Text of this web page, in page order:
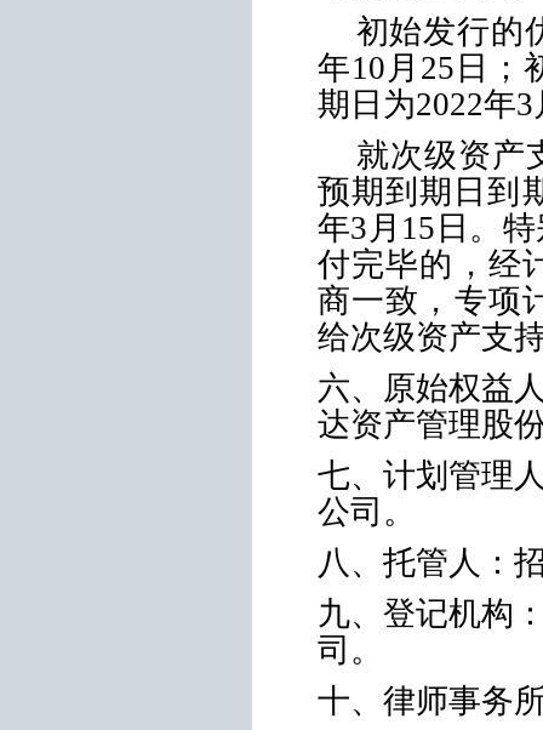
初始发行的
年10 月 25 日；
期日为2022年3
就次级资产
预期到期日到
年3 月 15 日。
付完毕的，经
商一致，专项
给次级资产支
六、原始权益
达资产管理股
七、计划管理
公司。
八、托管人：
九、登记机构
司。
十、律师事务